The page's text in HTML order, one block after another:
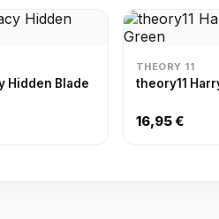
Hidden Blade
THEORY 11
theory11
16,95 €